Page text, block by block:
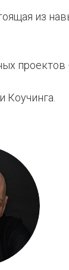
из
проектов
Коучинга.